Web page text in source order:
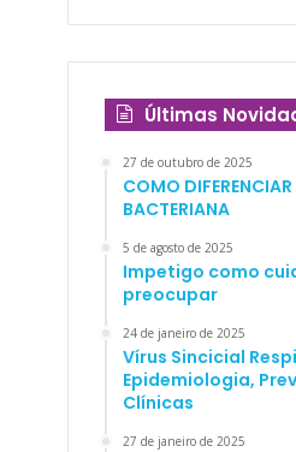
Últimas
27 de outubro de 2025
COMO
BACTERIANA
5 de agosto de 2025
Impetigo como
preocupar
24 de janeiro de 2025
Vírus Sincicial
Epidemiologia,
Clínicas
27 de janeiro de 2025